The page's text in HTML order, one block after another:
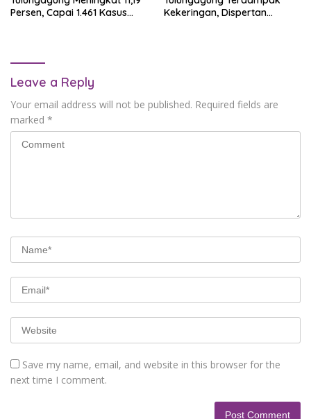
Persen, Capai 1.461 Kasus
Kekeringan, Dispertan
Leave a Reply
Your email address will not be published. Required fields are
marked *
Save my name, email, and website in this browser for the
next time I comment.